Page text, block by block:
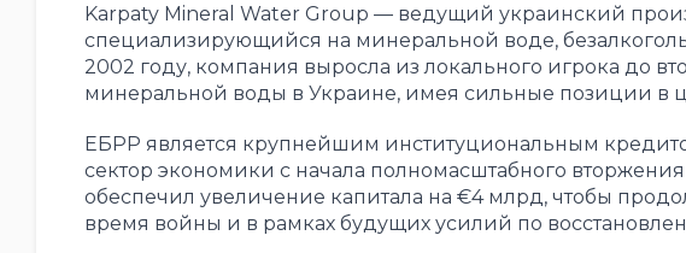
Karpaty Mineral Water Group — ведущий украинский
специализирующийся на минеральной воде,
2002 году, компания выросла из локального игрока до
минеральной воды в Украине, имея сильные позиции в
ЕБРР является крупнейшим институциональным
сектор экономики с начала полномасштабного
обеспечил увеличение капитала на €4 млрд, чтобы
время войны и в рамках будущих усилий по